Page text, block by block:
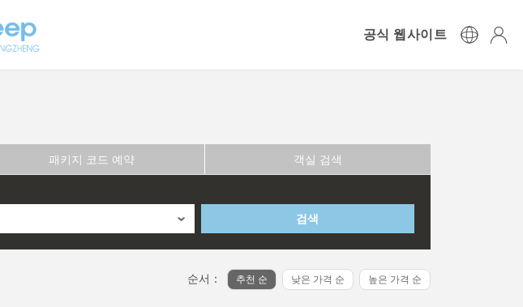
공식 웹사이트
패키지 코드 예약 객실 검색
검색
순서： 추천 순 낮은 가격 순 높은 가격 순